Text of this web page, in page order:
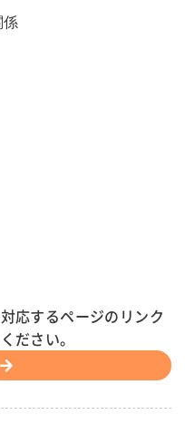
応するページのリンク
ださい。